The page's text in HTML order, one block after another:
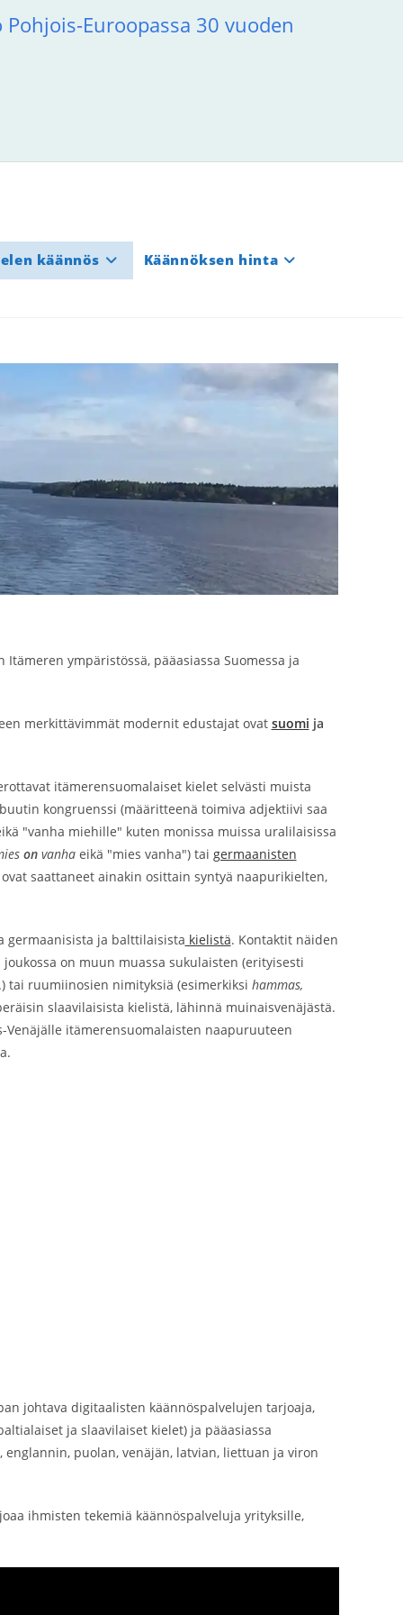
Euroopassa 30 vuoden
käännös
Käännöksen hinta
ympäristössä, pääasiassa Suomessa ja
merkittävimmät modernit edustajat ovat suomi ja
itämerensuomalaiset kielet selvästi muista
kongruenssi (määritteenä toimiva adjektiivi saa
"vanha miehille" kuten monissa muissa uralilaisissa
onvanhaeikä "mies vanha") tai germaanisten
saattaneet ainakin osittain syntyä naapurikielten,
germaanisista ja balttilaisista kielistä. Kontaktit näiden
on muun muassa sukulaisten (erityisesti
tai ruumiinosien nimityksiä (esimerkiksi hammas,
slaavilaisista kielistä, lähinnä muinaisvenäjästä.
Venäjälle itämerensuomalaisten naapuruuteen
johtava digitaalisten käännöspalvelujen tarjoaja,
ja slaavilaiset kielet) ja pääasiassa
puolan, venäjän, latvian, liettuan ja viron
ihmisten tekemiä käännöspalveluja yrityksille,